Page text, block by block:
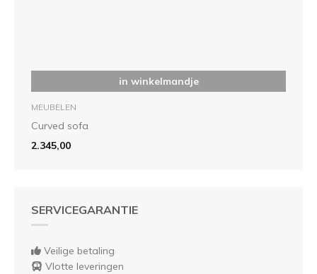
in winkelmandje
MEUBELEN
Curved sofa
2.345,00
SERVICEGARANTIE
Veilige betaling
Vlotte leveringen